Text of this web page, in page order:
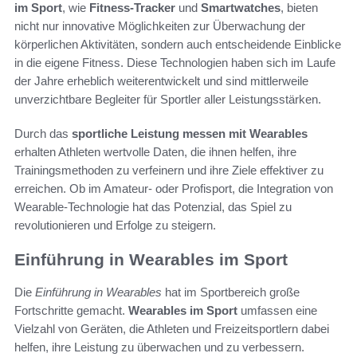
im Sport, wie Fitness-Tracker und Smartwatches, bieten
nicht nur innovative Möglichkeiten zur Überwachung der
körperlichen Aktivitäten, sondern auch entscheidende Einblicke
in die eigene Fitness. Diese Technologien haben sich im Laufe
der Jahre erheblich weiterentwickelt und sind mittlerweile
unverzichtbare Begleiter für Sportler aller Leistungsstärken.
Durch das sportliche Leistung messen mit Wearables
erhalten Athleten wertvolle Daten, die ihnen helfen, ihre
Trainingsmethoden zu verfeinern und ihre Ziele effektiver zu
erreichen. Ob im Amateur- oder Profisport, die Integration von
Wearable-Technologie hat das Potenzial, das Spiel zu
revolutionieren und Erfolge zu steigern.
Einführung in Wearables im Sport
Die Einführung in Wearables hat im Sportbereich große
Fortschritte gemacht. Wearables im Sport umfassen eine
Vielzahl von Geräten, die Athleten und Freizeitsportlern dabei
helfen, ihre Leistung zu überwachen und zu verbessern.